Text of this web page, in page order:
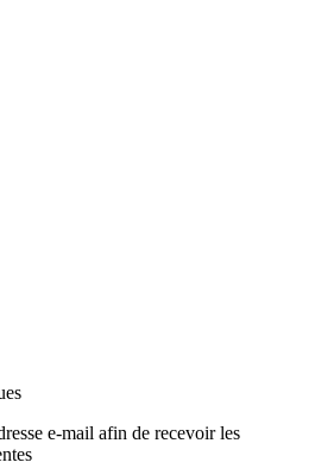
e-mail afin de recevoir les